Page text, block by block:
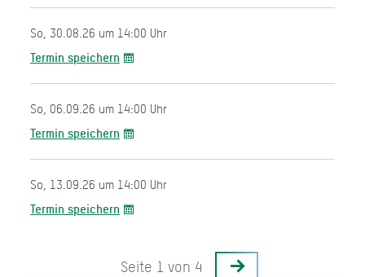
So, 30.08.26 um 14:00 Uhr
Termin speichern
So, 06.09.26 um 14:00 Uhr
Termin speichern
So, 13.09.26 um 14:00 Uhr
Termin speichern
Seite 1 von 4